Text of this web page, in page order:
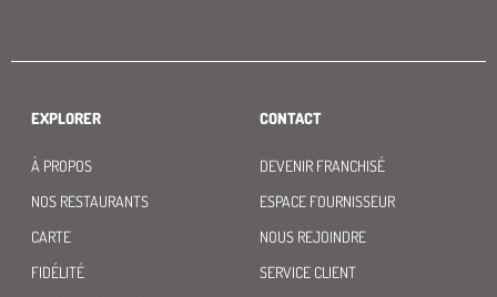
EXPLORER
À PROPOS
NOS RESTAURANTS
CARTE
FIDÉLITÉ
CONTACT
DEVENIR FRANCHISÉ
ESPACE FOURNISSEUR
NOUS REJOINDRE
SERVICE CLIENT